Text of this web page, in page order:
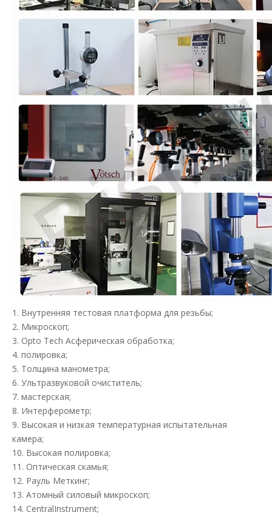
1. Внутренняя тестовая платформа для резьбы;
2. Микроскоп;
3. Opto Tech Асферическая обработка;
4. полировка;
5. Толщина манометра;
6. Ультразвуковой очиститель;
7. мастерская;
8. Интерферометр;
9. Высокая и низкая температурная испытательная
камера;
10. Высокая полировка;
11. Оптическая скамья;
12. Рауль Меткинг;
13. Атомный силовый микроскоп;
14. CentralInstrument;